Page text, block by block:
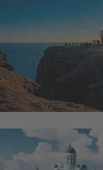
Bildergalerie